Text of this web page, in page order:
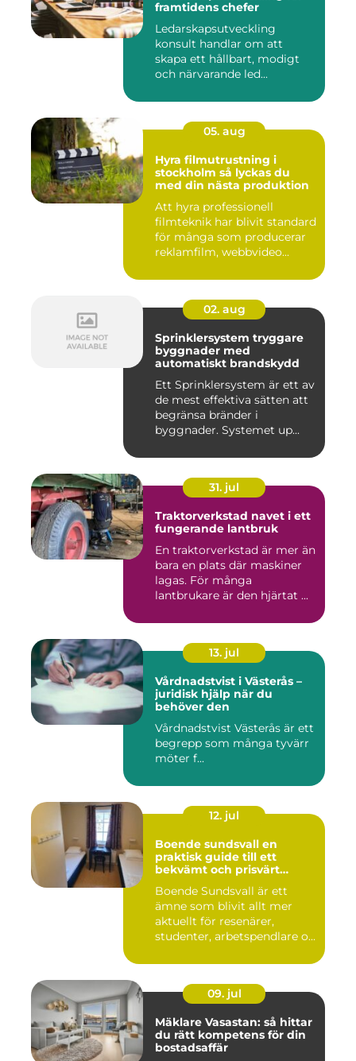
framtidens chefer
Ledarskapsutveckling
konsult handlar om att
skapa ett hållbart, modigt
och närvarande led...
05. aug
Hyra filmutrustning i
stockholm så lyckas du
med din nästa produktion
Att hyra professionell
filmteknik har blivit standard
för många som producerar
reklamfilm, webbvideo...
02. aug
Sprinklersystem tryggare
byggnader med
automatiskt brandskydd
Ett Sprinklersystem är ett av
de mest effektiva sätten att
begränsa bränder i
byggnader. Systemet up...
31. jul
Traktorverkstad navet i ett
fungerande lantbruk
En traktorverkstad är mer än
bara en plats där maskiner
lagas. För många
lantbrukare är den hjärtat ...
13. jul
Vårdnadstvist i Västerås –
juridisk hjälp när du
behöver den
Vårdnadstvist Västerås är ett
begrepp som många tyvärr
möter f...
12. jul
Boende sundsvall en
praktisk guide till ett
bekvämt och prisvärt
Boende Sundsvall är ett
ämne som blivit allt mer
aktuellt för resenärer,
studenter, arbetspendlare o...
09. jul
Mäklare Vasastan: så hittar
du rätt kompetens för din
bostadsaffär